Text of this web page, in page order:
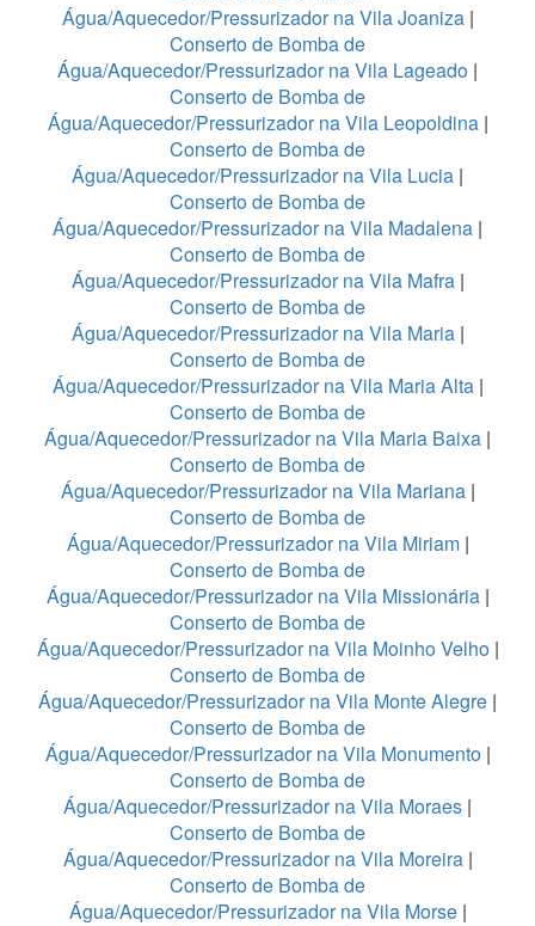
Água/Aquecedor/Pressurizador na Vila Joaniza|
Conserto de Bomba de
Água/Aquecedor/Pressurizador na Vila Lageado |
Conserto de Bomba de
Água/Aquecedor/Pressurizador na Vila Leopoldina|
Conserto de Bomba de
Água/Aquecedor/Pressurizador na Vila Lucia |
Conserto de Bomba de
Água/Aquecedor/Pressurizador na Vila Madalena |
Conserto de Bomba de
Água/Aquecedor/Pressurizador na Vila Mafra |
Conserto de Bomba de
Água/Aquecedor/Pressurizador na Vila Maria|
Conserto de Bomba de
Água/Aquecedor/Pressurizador na Vila Maria Alta|
Conserto de Bomba de
Água/Aquecedor/Pressurizador na Vila Maria Baixa |
Conserto de Bomba de
Água/Aquecedor/Pressurizador na Vila Mariana|
Conserto de Bomba de
Água/Aquecedor/Pressurizador na Vila Miriam|
Conserto de Bomba de
Água/Aquecedor/Pressurizador na Vila Missionária|
Conserto de Bomba de
Água/Aquecedor/Pressurizador na Vila Moinho Velho|
Conserto de Bomba de
Água/Aquecedor/Pressurizador na Vila Monte Alegre |
Conserto de Bomba de
Água/Aquecedor/Pressurizador na Vila Monumento|
Conserto de Bomba de
Água/Aquecedor/Pressurizador na Vila Moraes |
Conserto de Bomba de
Água/Aquecedor/Pressurizador na Vila Moreira|
Conserto de Bomba de
Água/Aquecedor/Pressurizador na Vila Morse|